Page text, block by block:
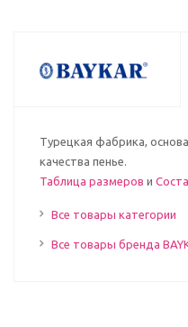
Турецкая фабрика,
качества пенье.
Таблица размеров и
Все товары категории
Все товары бренда